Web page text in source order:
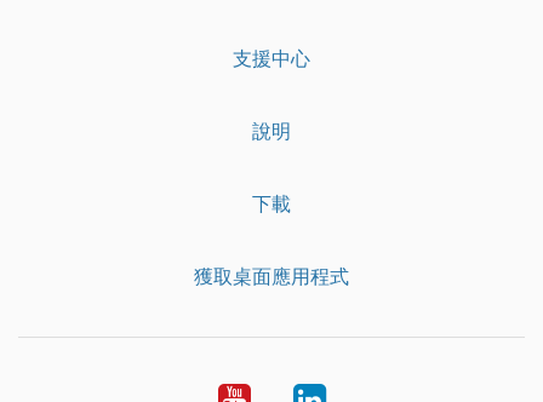
支援中心
說明
下載
獲取桌面應用程式
YouTubeLinkedIn